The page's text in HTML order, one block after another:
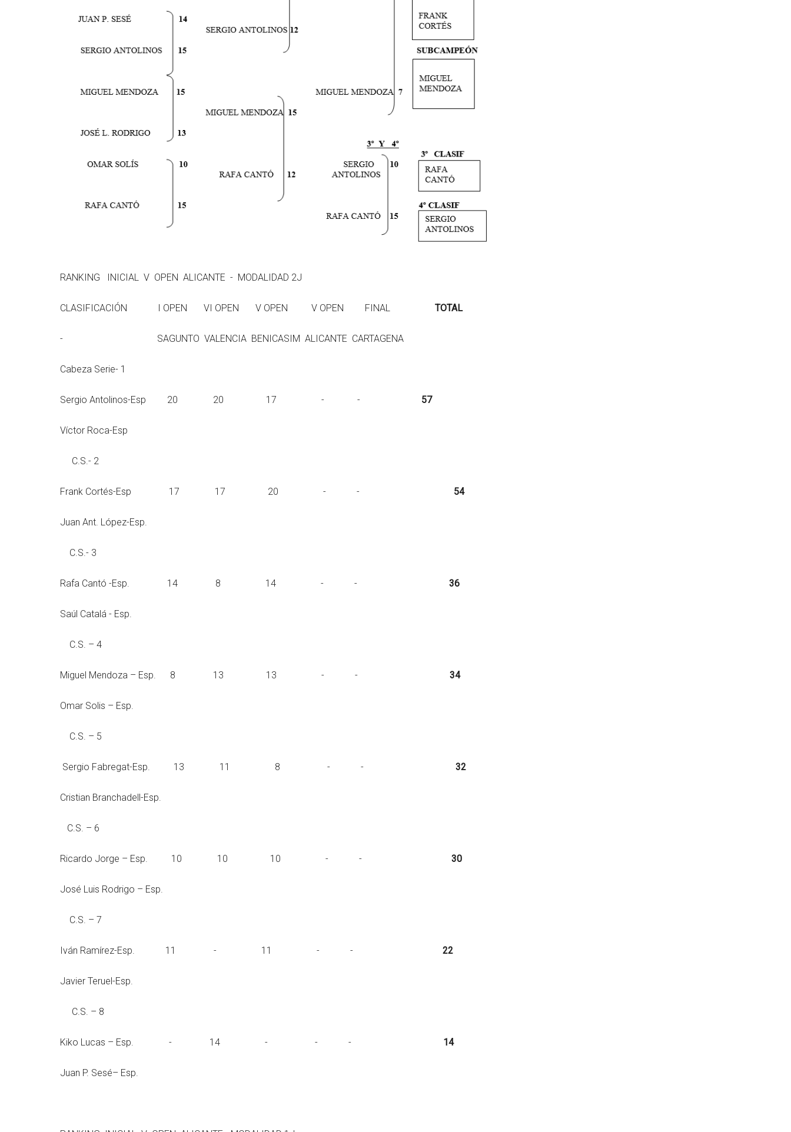
RANKING INICIAL V OPEN ALICANTE - MODALIDAD 2J
CLASIFICACIÓN I OPEN VI OPEN V OPEN V OPEN FINAL TOTAL
- SAGUNTO VALENCIA BENICASIM ALICANTE CARTAGENA
Cabeza Serie- 1
Sergio Antolinos-Esp 20 20 17 - - 57
Víctor Roca-Esp
C.S.- 2
Frank Cortés-Esp 17 17 20 - - 54
Juan Ant. López-Esp.
C.S.- 3
Rafa Cantó -Esp. 14 8 14 - - 36
Saúl Catalá - Esp.
C.S. – 4
Miguel Mendoza – Esp. 8 13 13 - - 34
Omar Solis – Esp.
C.S. – 5
Sergio Fabregat-Esp. 13 11 8 - - 32
Cristian Branchadell-Esp.
C.S. – 6
Ricardo Jorge – Esp. 10 10 10 - - 30
José Luis Rodrigo – Esp.
C.S. – 7
Iván Ramírez-Esp. 11 - 11 - - 22
Javier Teruel-Esp.
C.S. – 8
Kiko Lucas – Esp. - 14 - - - 14
Juan P. Sesé– Esp.